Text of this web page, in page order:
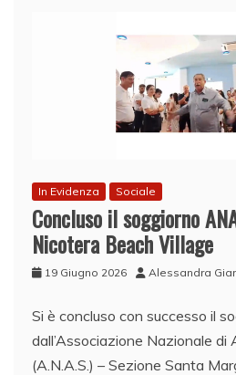
In Evidenza Sociale
Concluso il soggiorno
Nicotera Beach Village
19 Giugno 2026 Alessandra
Si è concluso con successo il
dall’Associazione Nazionale di
(A.N.A.S.) – Sezione Santa